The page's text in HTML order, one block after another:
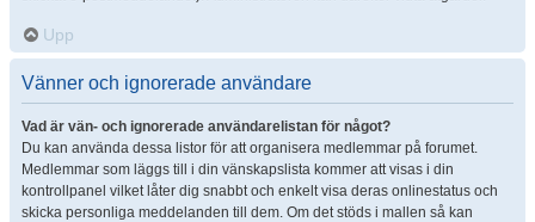
Upp
Vänner och ignorerade användare
Vad är vän- och ignorerade användarelistan för något?
Du kan använda dessa listor för att organisera medlemmar på forumet.
Medlemmar som läggs till i din vänskapslista kommer att visas i din
kontrollpanel vilket låter dig snabbt och enkelt visa deras onlinestatus och
skicka personliga meddelanden till dem. Om det stöds i mallen så kan